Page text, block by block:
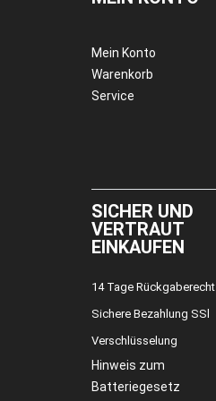
Mein Konto
Warenkorb
Service
SICHER UND
VERTRAUT
EINKAUFEN
14 Tage Rückgaberecht
Sichere Bezahlung SSl
Verschlüsselung
Hinweis zum
Batteriegesetz